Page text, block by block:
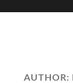
AUTHOR: